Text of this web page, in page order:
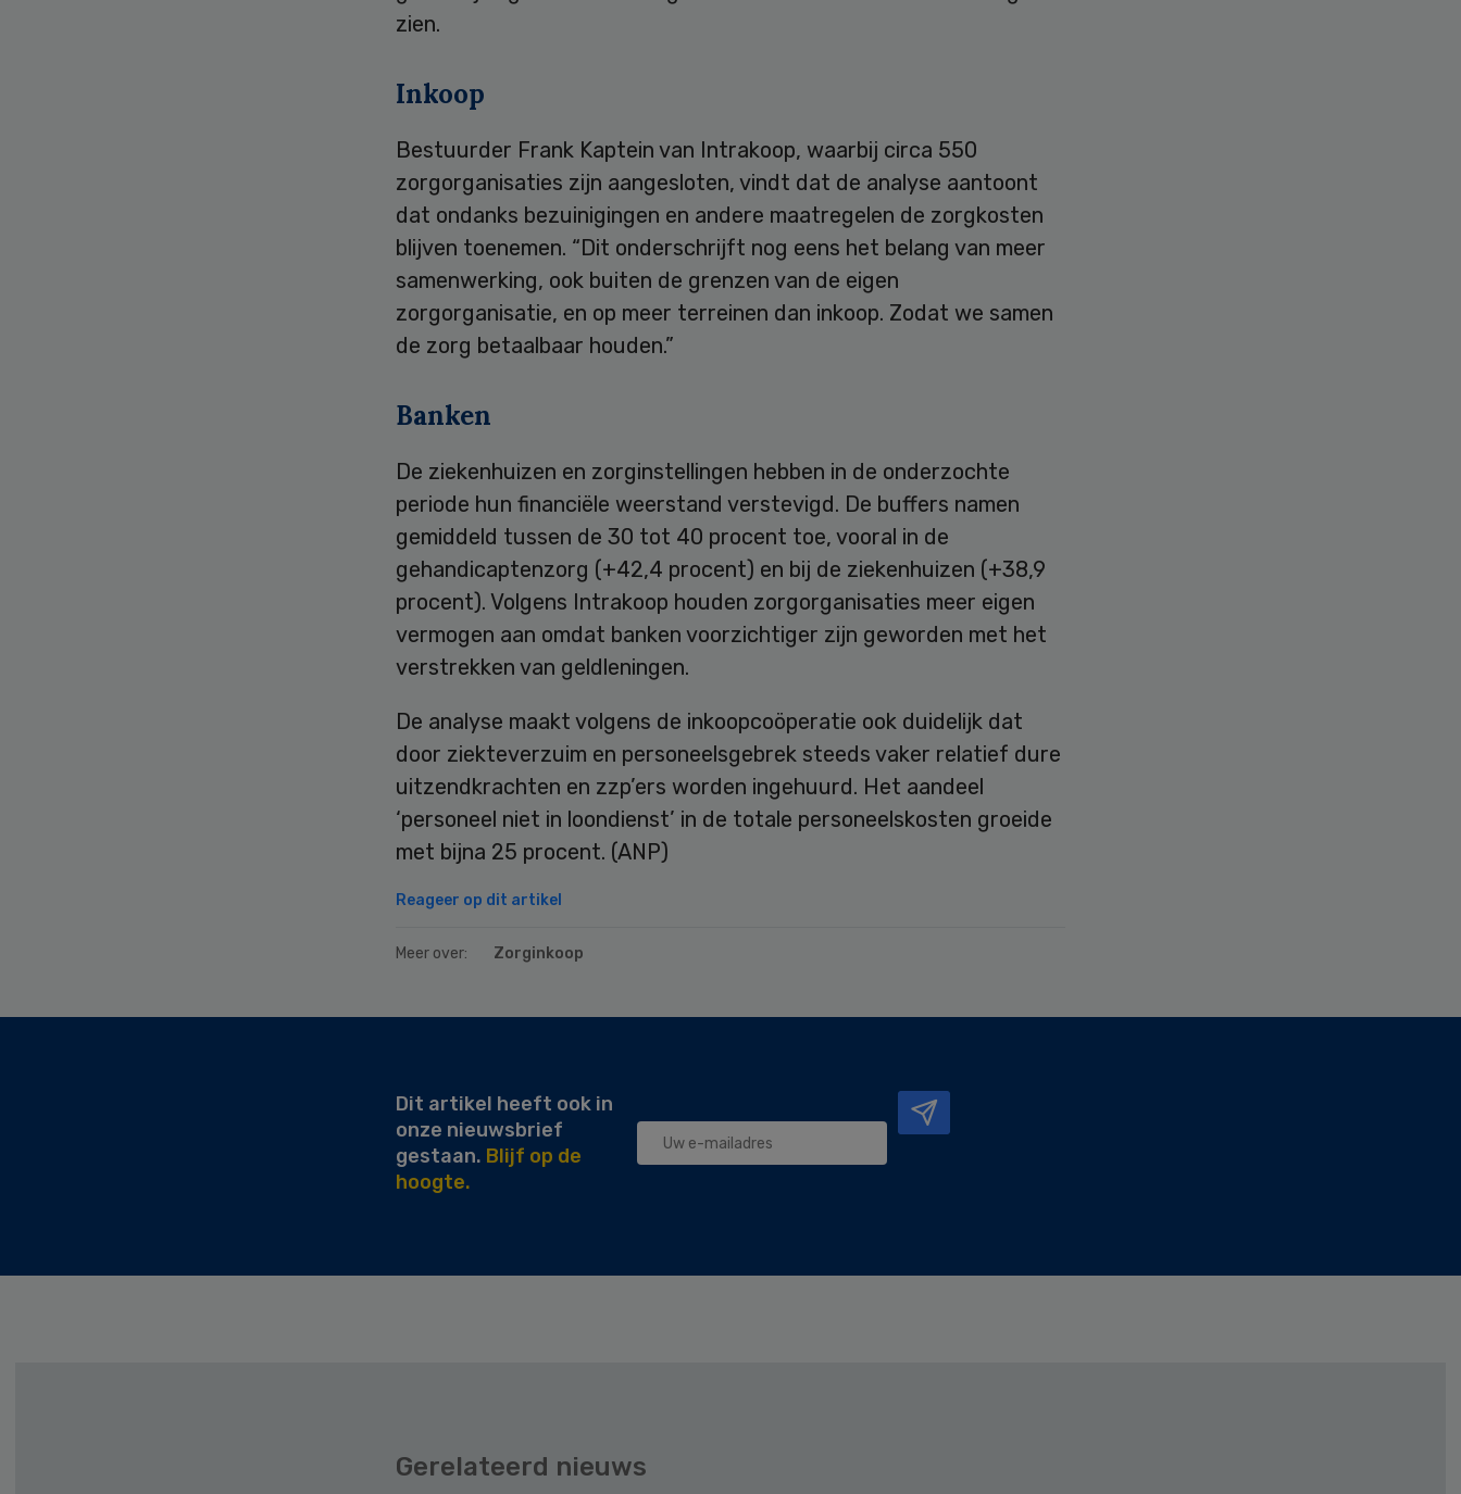
zien.
Inkoop
Bestuurder Frank Kaptein van Intrakoop, waarbij circa 550
zorgorganisaties zijn aangesloten, vindt dat de analyse aantoont
dat ondanks bezuinigingen en andere maatregelen de zorgkosten
blijven toenemen. “Dit onderschrijft nog eens het belang van meer
samenwerking, ook buiten de grenzen van de eigen
zorgorganisatie, en op meer terreinen dan inkoop. Zodat we samen
de zorg betaalbaar houden.”
Banken
De ziekenhuizen en zorginstellingen hebben in de onderzochte
periode hun financiële weerstand verstevigd. De buffers namen
gemiddeld tussen de 30 tot 40 procent toe, vooral in de
gehandicaptenzorg (+42,4 procent) en bij de ziekenhuizen (+38,9
procent). Volgens Intrakoop houden zorgorganisaties meer eigen
vermogen aan omdat banken voorzichtiger zijn geworden met het
verstrekken van geldleningen.
De analyse maakt volgens de inkoopcoöperatie ook duidelijk dat
door ziekteverzuim en personeelsgebrek steeds vaker relatief dure
uitzendkrachten en zzp’ers worden ingehuurd. Het aandeel
‘personeel niet in loondienst’ in de totale personeelskosten groeide
met bijna 25 procent. (ANP)
Reageer op dit artikel
Meer over: Zorginkoop
Dit artikel heeft ook in
onze nieuwsbrief
gestaan. Blijf op de
hoogte.
Gerelateerd nieuws